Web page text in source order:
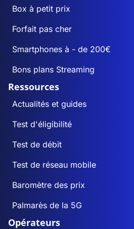
Box à petit prix
Forfait pas cher
Smartphones à - de 200€
Bons plans Streaming
Ressources
Actualités et guides
Test d'éligibilité
Test de débit
Test de réseau mobile
Baromètre des prix
Palmarès de la 5G
Opérateurs